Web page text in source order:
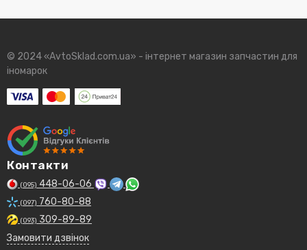
© 2024 «AvtoSklad.com.ua» - інтернет магазин запчастин для
іномарок
Контакти
(095) 448-06-06
(097) 760-80-88
(093) 309-89-89
Замовити дзвінок